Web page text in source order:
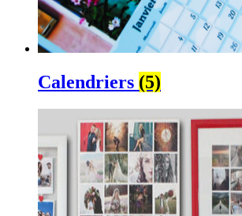
Calendriers (5)